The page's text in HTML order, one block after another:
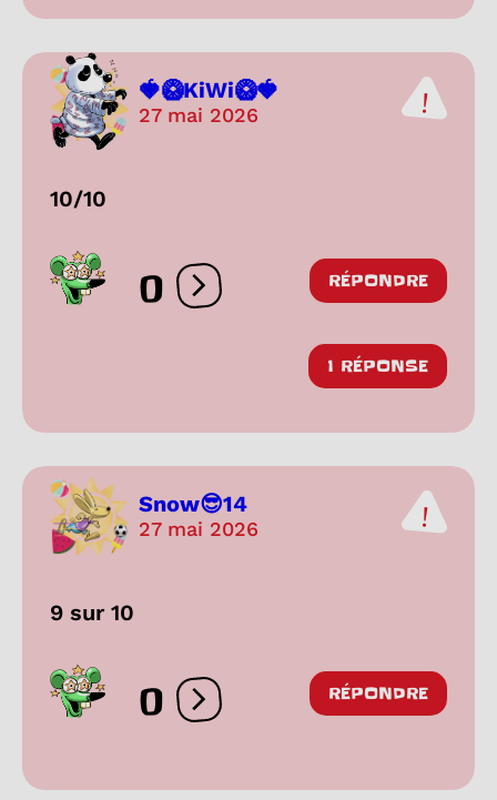
🍓🥝KiWi🥝🍓
27 mai 2026
10/10
0 Ouvrir les réactions
RÉPONDRE
1 RÉPONSE
Snow😎14
27 mai 2026
9 sur 10
0 Ouvrir les réactions
RÉPONDRE